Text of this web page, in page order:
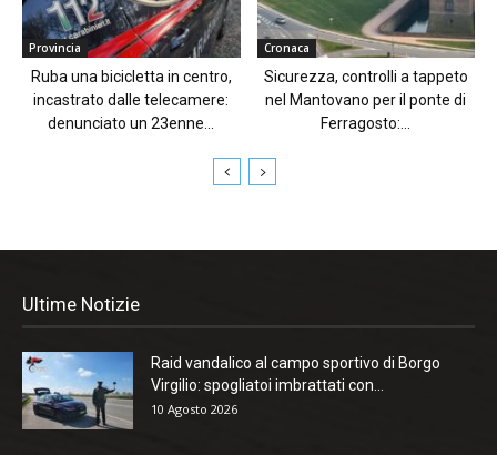
Provincia
Ruba una bicicletta in centro,
incastrato dalle telecamere:
denunciato un 23enne...
Cronaca
Sicurezza, controlli a tappeto
nel Mantovano per il ponte di
Ferragosto:...
Ultime Notizie
Raid vandalico al campo sportivo di Borgo
Virgilio: spogliatoi imbrattati con...
10 Agosto 2026